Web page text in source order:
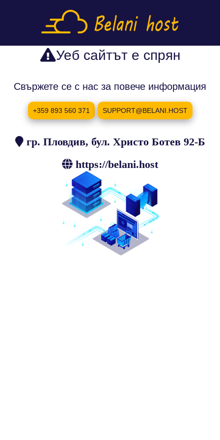
Уеб сайтът е спрян
Свържете се с нас за повече информация
+359 893 560 371 SUPPORT@BELANI.HOST
гр. Пловдив, бул. Христо Ботев 92-Б
https://belani.host